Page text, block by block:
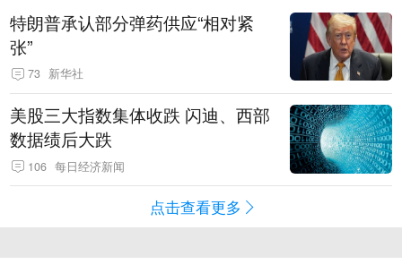
特朗普承认部分弹药供应“相对紧
张”
73 新华社
美股三大指数集体收跌 闪迪、西部
数据绩后大跌
106 每日经济新闻
点击查看更多